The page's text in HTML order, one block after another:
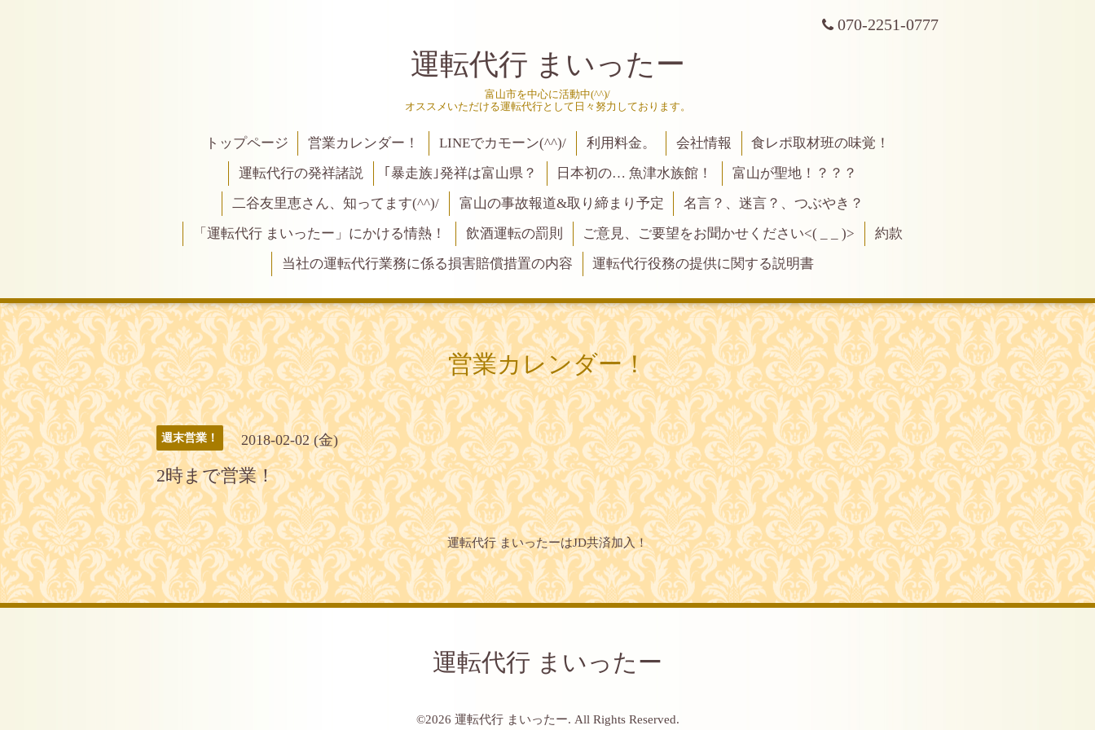
070-2251-0777
運転代行 まいったー
富山市を中心に活動中(^^)/
オススメいただける運転代行として日々努力しております。
トップページ 営業カレンダー！ LINEでカモーン(^^)/ 利用料金。 会社情報
食レポ取材班の味覚！
運転代行の発祥諸説
｢暴走族｣発祥は富山県？ 日本初の… 魚津水族館！
富山が聖地！？？？
二谷友里恵さん、知ってます(^^)/
富山の事故報道&取り締まり予定
名言？、迷言？、つぶやき？
「運転代行 まいったー」にかける情熱！
飲酒運転の罰則 ご意見、ご要望をお聞かせください<( _ _ )>
約款
当社の運転代行業務に係る損害賠償措置の内容
運転代行役務の提供に関する説明書
営業カレンダー！
週末営業！ 2018-02-02 (金)
2時まで営業！
運転代行 まいったーはJD共済加入！
運転代行 まいったー
©2026 運転代行 まいったー. All Rights Reserved.